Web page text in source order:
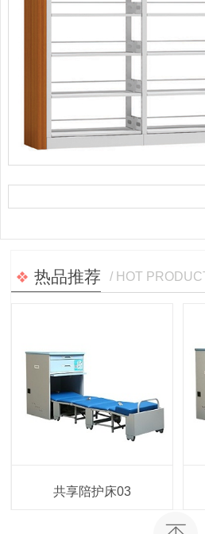
热品推荐 / HOT PRODUCT
共享陪护床03